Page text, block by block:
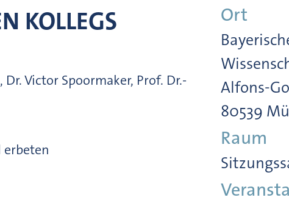
KOLLEGS
Victor Spoormaker, Prof. Dr.-
erbeten
Ort
Alfons-
80539
Raum